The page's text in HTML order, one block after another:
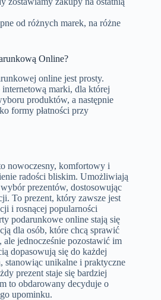
od różnych marek, na różne
Online?
online jest prosty.
marki, dla której
produktów, a następnie
formy płatności przy
nowoczesny, komfortowy i
radości bliskim. Umożliwiają
prezentów, dostosowując
To prezent, który zawsze jest
i rosnącej popularności
podarunkowe online stają się
dla osób, które chcą sprawić
jednocześnie pozostawić im
dopasowują się do każdej
stanowiąc unikalne i praktyczne
prezent staje się bardziej
to obdarowany decyduje o
upominku.